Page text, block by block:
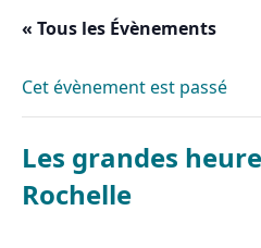
« Tous les Évènements
Cet évènement est passé
Les grandes
Rochelle